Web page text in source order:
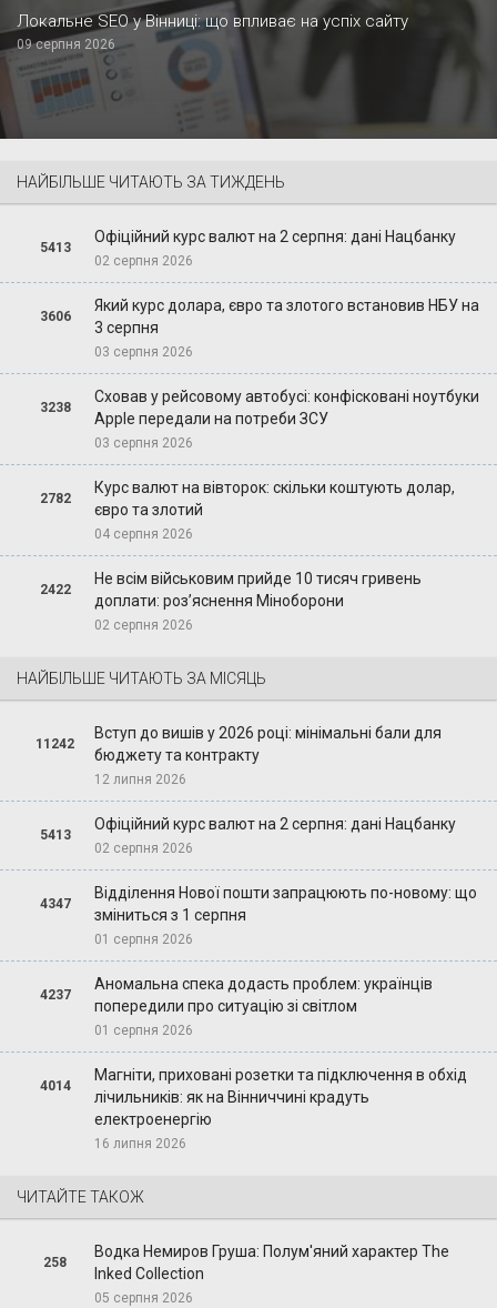
Локальне SEO у Вінниці: що впливає на успіх сайту
09 серпня 2026
НАЙБІЛЬШЕ ЧИТАЮТЬ ЗА ТИЖДЕНЬ
5413
Офіційний курс валют на 2 серпня: дані Нацбанку
02 серпня 2026
3606
Який курс долара, євро та злотого встановив НБУ на
3 серпня
03 серпня 2026
3238
Сховав у рейсовому автобусі: конфісковані ноутбуки
Apple передали на потреби ЗСУ
03 серпня 2026
2782
Курс валют на вівторок: скільки коштують долар,
євро та злотий
04 серпня 2026
2422
Не всім військовим прийде 10 тисяч гривень
доплати: роз’яснення Міноборони
02 серпня 2026
НАЙБІЛЬШЕ ЧИТАЮТЬ ЗА МІСЯЦЬ
11242
Вступ до вишів у 2026 році: мінімальні бали для
бюджету та контракту
12 липня 2026
5413
Офіційний курс валют на 2 серпня: дані Нацбанку
02 серпня 2026
4347
Відділення Нової пошти запрацюють по-новому: що
зміниться з 1 серпня
01 серпня 2026
4237
Аномальна спека додасть проблем: українців
попередили про ситуацію зі світлом
01 серпня 2026
4014
Магніти, приховані розетки та підключення в обхід
лічильників: як на Вінниччині крадуть
електроенергію
16 липня 2026
ЧИТАЙТЕ ТАКОЖ
258
Водка Немиров Груша: Полум'яний характер The
Inked Collection
05 серпня 2026